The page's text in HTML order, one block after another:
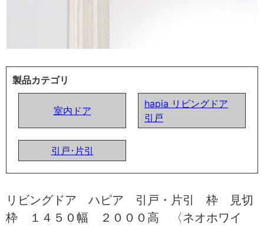
製品カテゴリ
室内ドア
hapia リビングドア
引戸
引戸･片引
リビングドア ハピア 引戸・片引 枠 見切
枠 １４５０幅 ２０００高 〈ネオホワイ